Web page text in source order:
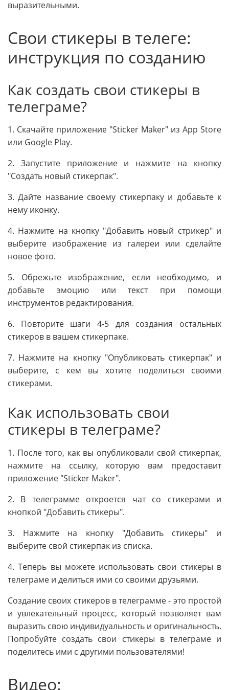
выразительными.
Свои стикеры в телеге:
инструкция по созданию
Как создать свои стикеры в
телеграме?
1. Скачайте приложение "Sticker Maker" из App Store
или Google Play.
2. Запустите приложение и нажмите на кнопку
"Создать новый стикерпак".
3. Дайте название своему стикерпаку и добавьте к
нему иконку.
4. Нажмите на кнопку "Добавить новый стрикер" и
выберите изображение из галереи или сделайте
новое фото.
5. Обрежьте изображение, если необходимо, и
добавьте эмоцию или текст при помощи
инструментов редактирования.
6. Повторите шаги 4-5 для создания остальных
стикеров в вашем стикерпаке.
7. Нажмите на кнопку "Опубликовать стикерпак" и
выберите, с кем вы хотите поделиться своими
стикерами.
Как использовать свои
стикеры в телеграме?
1. После того, как вы опубликовали свой стикерпак,
нажмите на ссылку, которую вам предоставит
приложение "Sticker Maker".
2. В телеграмме откроется чат со стикерами и
кнопкой "Добавить стикеры".
3. Нажмите на кнопку "Добавить стикеры" и
выберите свой стикерпак из списка.
4. Теперь вы можете использовать свои стикеры в
телеграме и делиться ими со своими друзьями.
Создание своих стикеров в телеграмме - это простой
и увлекательный процесс, который позволяет вам
выразить свою индивидуальность и оригинальность.
Попробуйте создать свои стикеры в телеграме и
поделитесь ими с другими пользователями!
Видео: